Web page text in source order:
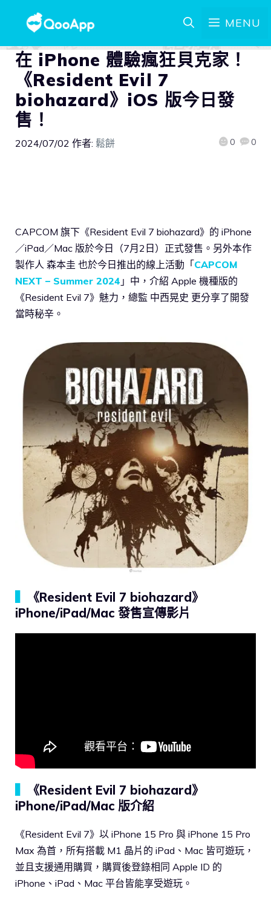
MENU
在 iPhone 體驗瘋狂貝克家！
《Resident Evil 7
biohazard》iOS 版今日發
售！
2024/07/02 作者: 鬆餅 0 0
CAPCOM 旗下《Resident Evil 7 biohazard》的 iPhone
／iPad／Mac 版於今日（7月2日）正式發售。另外本作
製作人 森本圭 也於今日推出的線上活動「CAPCOM
NEXT – Summer 2024 」中，介紹 Apple 機種版的
《Resident Evil 7》魅力，總監 中西晃史 更分享了開發
當時秘辛。
《Resident Evil 7 biohazard》
iPhone/iPad/Mac 發售宣傳影片
《Resident Evil 7 biohazard》
iPhone/iPad/Mac 版介紹
《Resident Evil 7》以 iPhone 15 Pro 與 iPhone 15 Pro
Max 為首，所有搭載 M1 晶片的 iPad、Mac 皆可遊玩，
並且支援通用購買，購買後登錄相同 Apple ID 的
iPhone、iPad、Mac 平台皆能享受遊玩。